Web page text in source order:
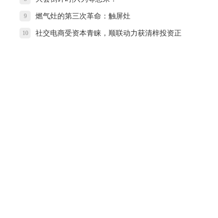
9 燃气灶的第三次革命：触屏灶
10 社交电商受资本青睐，顺联动力获清梓投资正